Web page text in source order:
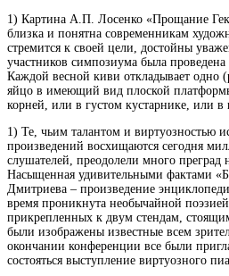
1) Картина А.П. Лосенко «Прощание
близка и понятна современникам
стремится к своей цели, достойны
участников симпозиума была
Каждой весной киви откладывает одно
яйцо в имеющий вид плоской
корней, или в густом кустарнике, или
1) Те, чьим талантом и виртуозностью
произведений восхищаются сегодня
слушателей, преодолели много
Насыщенная удивительными фактами
Дмитриева – произведение
время проникнута необычайной
прикрепленных к двум стендам,
были изображены известные всем
окончании конференции все были
состояться выступление виртуозного